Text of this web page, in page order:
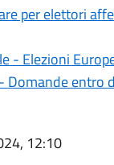
per elettori
- Elezioni
entro
12:10